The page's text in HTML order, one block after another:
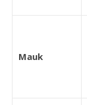
Mauk